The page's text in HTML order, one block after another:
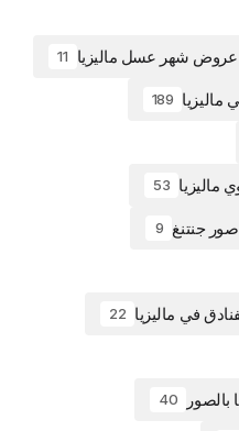
شهر عسل ماليزيا 11
ماليزيا 189
ماليزيا 53
جنتنغ 9
في ماليزيا 22
بالصور 40